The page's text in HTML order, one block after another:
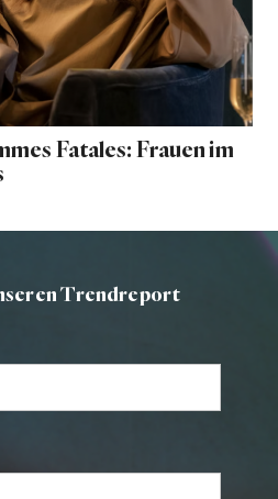
Fatales: Frauen im
Trendreport